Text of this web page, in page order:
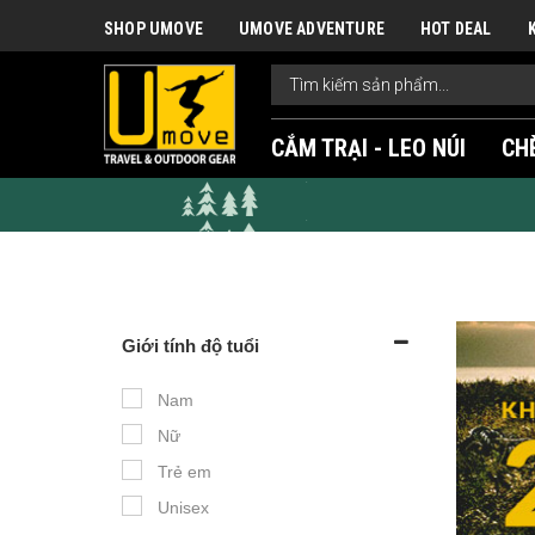
SHOP UMOVE UMOVE ADVENTURE HOT DEAL
CẮM TRẠI - LEO NÚI
Giới tính độ tuổi
Nam
Nữ
Trẻ em
Unisex